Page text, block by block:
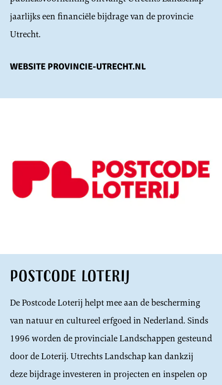
jaarlijks een financiële bijdrage van de provincie
Utrecht.
WEBSITE PROVINCIE-UTRECHT.NL
Postcode Loterij
De Postcode Loterij helpt mee aan de bescherming
van natuur en cultureel erfgoed in Nederland. Sinds
1996 worden de provinciale Landschappen gesteund
door de Loterij. Utrechts Landschap kan dankzij
deze bijdrage investeren in projecten en inspelen op